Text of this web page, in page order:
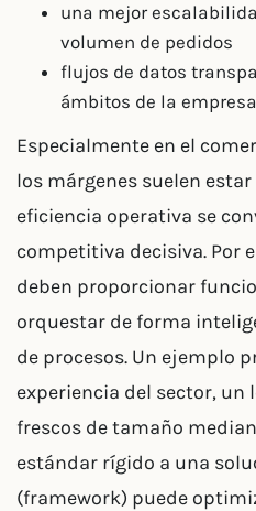
una mejor
volumen de pedidos
flujos de datos
ámbitos de la empresa
Especialmente en el
los márgenes suelen
eficiencia operativa se
competitiva decisiva. Por
deben proporcionar
orquestar de forma
de procesos. Un ejemplo
experiencia del sector,
frescos de tamaño
estándar rígido a una
(framework) puede